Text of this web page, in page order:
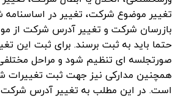
تغییر موضوع شرکت، تغییر در
بازرسان شرکت و تغییر آدرس شرکت از
حتما باید به ثبت برسند. برای ثبت این
صورتجلسه ای تنظیم شود و مراحل
همچنین مدارکی نیز جهت ثبت تغییرات
است. در این مطلب به تغییر آدرس شرکت